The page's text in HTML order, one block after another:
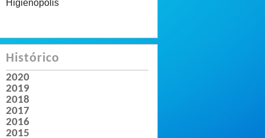
Higienópolis
Histórico
2020
2019
2018
2017
2016
2015